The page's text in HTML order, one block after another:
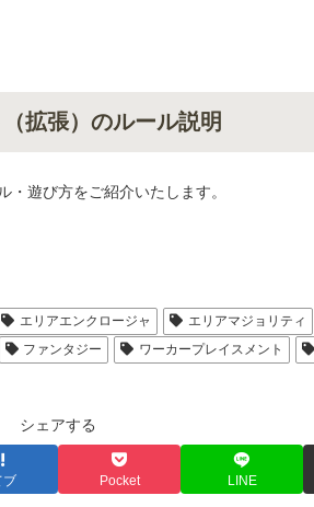
拡張）のルール説明
遊び方をご紹介いたします。
エリアエンクロージャ
エリアマジョリティ
ファンタジー ワーカープレイスメント
シェアする
ブ Pocket LINE